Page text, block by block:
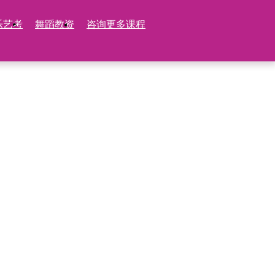
艺考 舞蹈教资 咨询更多课程